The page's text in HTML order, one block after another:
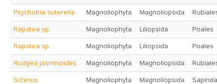
Psychotria suterella Magnoliophyta Magnoliopsida
Rapatea sp. Magnoliophyta Liliopsida Poales
Rapatea sp. Magnoliophyta Liliopsida Poales
Rudgea jasminoides Magnoliophyta Magnoliopsida
Schinus
Magnoliophyta Magnoliopsida